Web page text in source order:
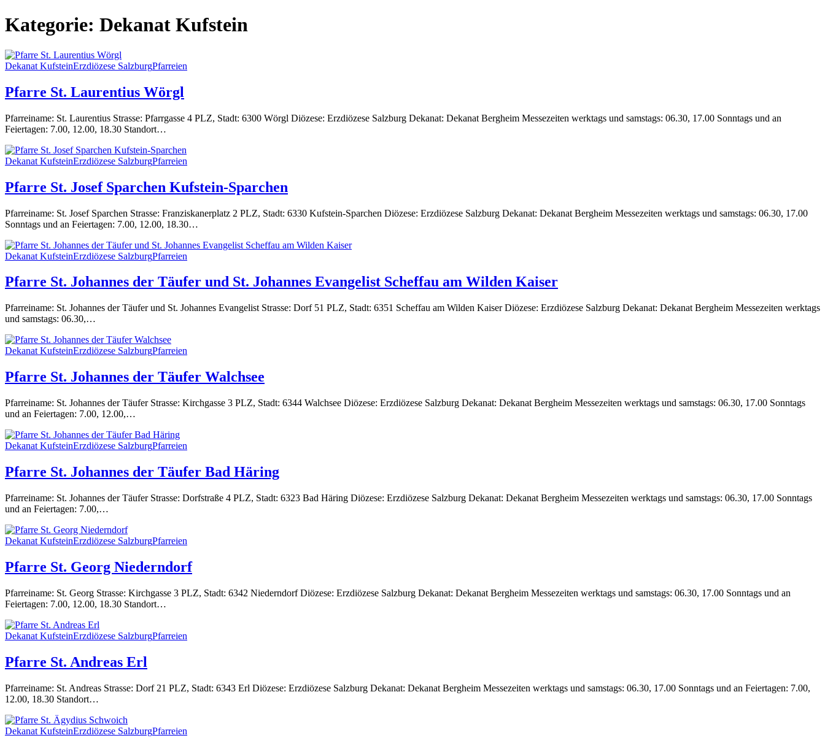
Kategorie: Dekanat Kufstein
Dekanat KufsteinErzdiözese SalzburgPfarreien
Pfarre St. Laurentius Wörgl
Pfarreiname: St. Laurentius Strasse: Pfarrgasse 4 PLZ, Stadt: 6300 Wörgl Diözese: Erzdiözese Salzburg Dekanat: Dekanat Bergheim Messezeiten werktags und samstags: 06.30, 17.00 Sonntags und an
Feiertagen: 7.00, 12.00, 18.30 Standort…
Dekanat KufsteinErzdiözese SalzburgPfarreien
Pfarre St. Josef Sparchen Kufstein-Sparchen
Pfarreiname: St. Josef Sparchen Strasse: Franziskanerplatz 2 PLZ, Stadt: 6330 Kufstein-Sparchen Diözese: Erzdiözese Salzburg Dekanat: Dekanat Bergheim Messezeiten werktags und samstags: 06.30, 17.00
Sonntags und an Feiertagen: 7.00, 12.00, 18.30…
Dekanat KufsteinErzdiözese SalzburgPfarreien
Pfarre St. Johannes der Täufer und St. Johannes Evangelist Scheffau am Wilden Kaiser
Pfarreiname: St. Johannes der Täufer und St. Johannes Evangelist Strasse: Dorf 51 PLZ, Stadt: 6351 Scheffau am Wilden Kaiser Diözese: Erzdiözese Salzburg Dekanat: Dekanat Bergheim Messezeiten werktags
und samstags: 06.30,…
Dekanat KufsteinErzdiözese SalzburgPfarreien
Pfarre St. Johannes der Täufer Walchsee
Pfarreiname: St. Johannes der Täufer Strasse: Kirchgasse 3 PLZ, Stadt: 6344 Walchsee Diözese: Erzdiözese Salzburg Dekanat: Dekanat Bergheim Messezeiten werktags und samstags: 06.30, 17.00 Sonntags
und an Feiertagen: 7.00, 12.00,…
Dekanat KufsteinErzdiözese SalzburgPfarreien
Pfarre St. Johannes der Täufer Bad Häring
Pfarreiname: St. Johannes der Täufer Strasse: Dorfstraße 4 PLZ, Stadt: 6323 Bad Häring Diözese: Erzdiözese Salzburg Dekanat: Dekanat Bergheim Messezeiten werktags und samstags: 06.30, 17.00 Sonntags
und an Feiertagen: 7.00,…
Dekanat KufsteinErzdiözese SalzburgPfarreien
Pfarre St. Georg Niederndorf
Pfarreiname: St. Georg Strasse: Kirchgasse 3 PLZ, Stadt: 6342 Niederndorf Diözese: Erzdiözese Salzburg Dekanat: Dekanat Bergheim Messezeiten werktags und samstags: 06.30, 17.00 Sonntags und an
Feiertagen: 7.00, 12.00, 18.30 Standort…
Dekanat KufsteinErzdiözese SalzburgPfarreien
Pfarre St. Andreas Erl
Pfarreiname: St. Andreas Strasse: Dorf 21 PLZ, Stadt: 6343 Erl Diözese: Erzdiözese Salzburg Dekanat: Dekanat Bergheim Messezeiten werktags und samstags: 06.30, 17.00 Sonntags und an Feiertagen: 7.00,
12.00, 18.30 Standort…
Dekanat KufsteinErzdiözese SalzburgPfarreien